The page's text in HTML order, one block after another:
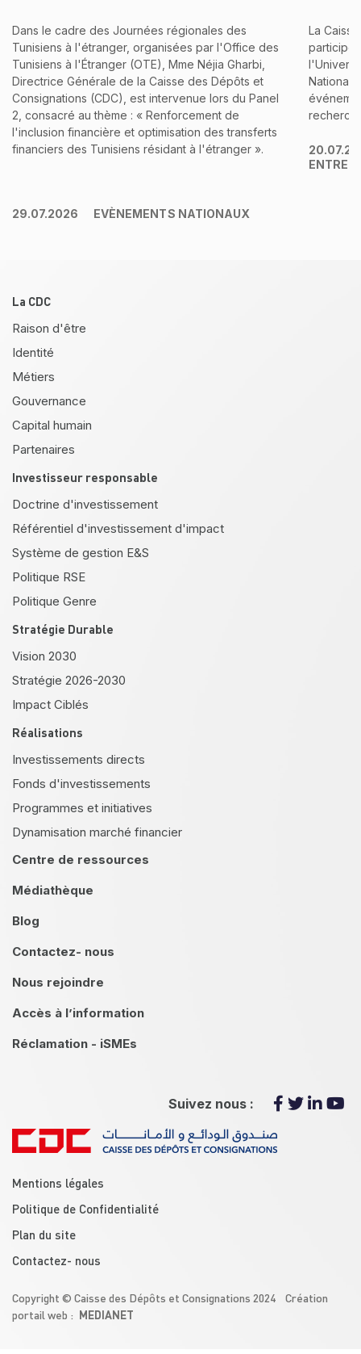
Dans le cadre des Journées régionales des
Tunisiens à l'étranger, organisées par l'Office des
Tunisiens à l'Étranger (OTE), Mme Néjia Gharbi,
Directrice Générale de la Caisse des Dépôts et
Consignations (CDC), est intervenue lors du Panel
2, consacré au thème : « Renforcement de
l'inclusion financière et optimisation des transferts
financiers des Tunisiens résidant à l'étranger ».
29.07.2026 EVÈNEMENTS NATIONAUX
La
participé
Pied de page
La CDC
Raison d'être
Identité
Métiers
Gouvernance
Capital humain
Partenaires
Investisseur responsable
Doctrine d'investissement
Référentiel d'investissement d'impact
Système de gestion E&S
Politique RSE
Politique Genre
Stratégie Durable
Vision 2030
Stratégie 2026-2030
Impact Ciblés
Réalisations
Investissements directs
Fonds d'investissements
Programmes et initiatives
Dynamisation marché financier
Centre de ressources
Médiathèque
Blog
Contactez- nous
Nous rejoindre
Accès à l’information
Réclamation - iSMEs
Suivez nous :
Mentions légales
Politique de Confidentialité
Plan du site
Contactez- nous
Copyright © Caisse des Dépôts et Consignations 2024 Création
portail web : MEDIANET